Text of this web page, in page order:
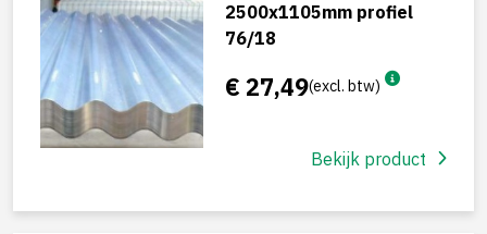
2500x1105mm profiel
76/18
€ 27,49(excl. btw)
Bekijk product